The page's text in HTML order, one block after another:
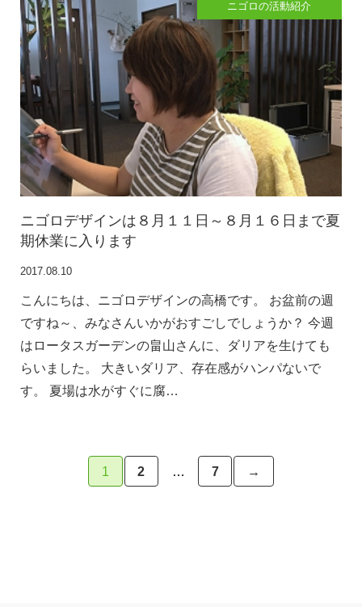
ニゴロデザインは８月１１日～８月１６日まで夏
期休業に入ります
ニゴロの活動紹介
2017.08.10
こんにちは、ニゴロデザインの高橋です。 お盆前の週
ですね～、みなさんいかがおすごしでしょうか？ 今週
はロータスガーデンの畠山さんに、ダリアを生けても
らいました。 大きいダリア、存在感がハンパないで
す。 夏場は水がすぐに腐…
1 2 … 7 →